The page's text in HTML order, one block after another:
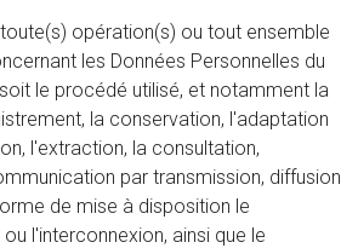
toute(s) opération(s) ou tout ensemble
les Données Personnelles du
le procédé utilisé, et notamment la
la conservation, l'adaptation
l'extraction, la consultation,
par transmission, diffusion
de mise à disposition le
l'interconnexion, ainsi que le